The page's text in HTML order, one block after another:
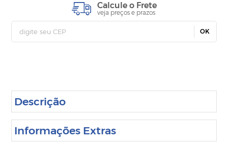
Calcule o Frete
veja preços e prazos
OK
Descrição
Informações Extras